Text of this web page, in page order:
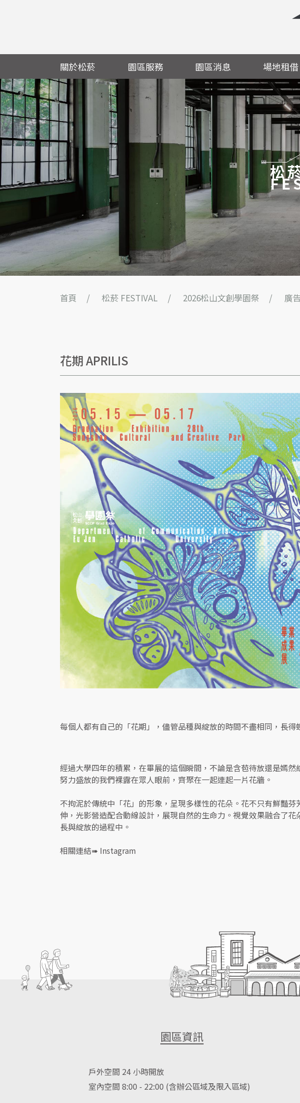
關於松菸 園區服務 園區消息 場地租借
松
首頁 松菸 FESTIVAL 2026松山文創學園祭 廣
花期 APRILIS
每個人都有自己的「花期」，儘管品種與綻放的時間不盡相同，長
經過大學四年的積累，在畢展的這個瞬間，不論是含苞待放還是嫣
努力盛放的我們裸露在眾人眼前，齊聚在一起連起一片花牆。
不拘泥於傳統中「花」的形象，呈現多樣性的花朵。花不只有鮮豔
伸，光影營造配合動線設計，展現自然的生命力。視覺效果融合了
長與綻放的過程中。
相關連結➠ Instagram
園區資訊
戶外空間 24 小時開放
室內空間 8:00 - 22:00 (含辦公區域及限入區域)